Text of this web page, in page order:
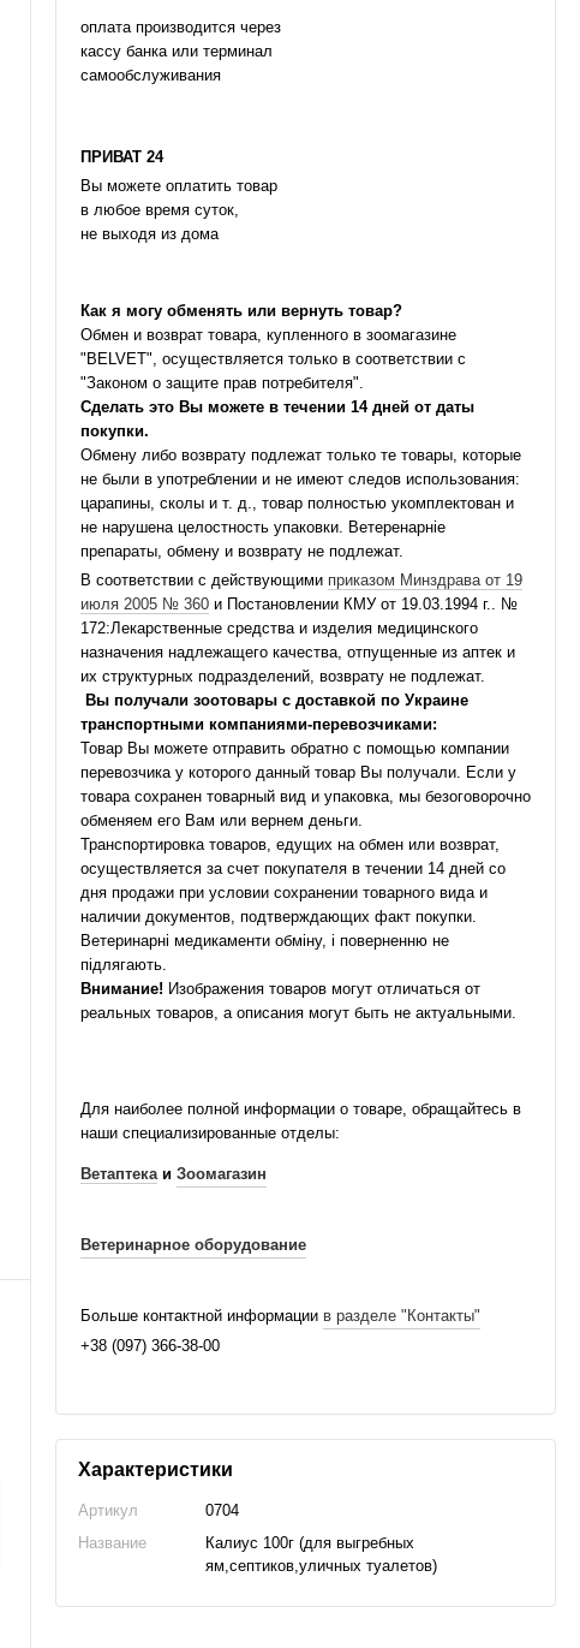
оплата производится через
кассу банка или терминал
самообслуживания
ПРИВАТ 24
Вы можете оплатить товар
в любое время суток,
не выходя из дома
Как я могу обменять или вернуть товар?
Обмен и возврат товара, купленного в зоомагазине
"BELVET", осуществляется только в соответствии с
"Законом о защите прав потребителя".
Сделать это Вы можете в течении 14 дней от даты
покупки.
Обмену либо возврату подлежат только те товары, которые
не были в употреблении и не имеют следов использования:
царапины, сколы и т. д., товар полностью укомплектован и
не нарушена целостность упаковки. Ветеренарніе
препараты, обмену и возврату не подлежат.
В соответствии с действующими приказом Минздрава от 19
июля 2005 № 360и Постановлении КМУ от 19.03.1994 г.. №
172:Лекарственные средства и изделия медицинского
назначения надлежащего качества, отпущенные из аптек и
их структурных подразделений, возврату не подлежат.
Вы получали зоотовары с доставкой по Украине
транспортными компаниями-перевозчиками:
Товар Вы можете отправить обратно с помощью компании
перевозчика у которого данный товар Вы получали. Если у
товара сохранен товарный вид и упаковка, мы безоговорочно
обменяем его Вам или вернем деньги.
Транспортировка товаров, едущих на обмен или возврат,
осуществляется за счет покупателя в течении 14 дней со
дня продажи при условии сохранении товарного вида и
наличии документов, подтверждающих факт покупки.
Ветеринарні медикаменти обміну, і поверненню не
підлягають.
Внимание! Изображения товаров могут отличаться от
реальных товаров, а описания могут быть не актуальными.
Для наиболее полной информации о товаре, обращайтесь в
наши специализированные отделы:
Ветаптекаи Зоомагазин
Ветеринарное оборудование
Больше контактной информации в разделе "Контакты"
+38 (097) 366-38-00
Характеристики
Артикул
0704
Название
Калиус 100г (для выгребных
ям,септиков,уличных туалетов)